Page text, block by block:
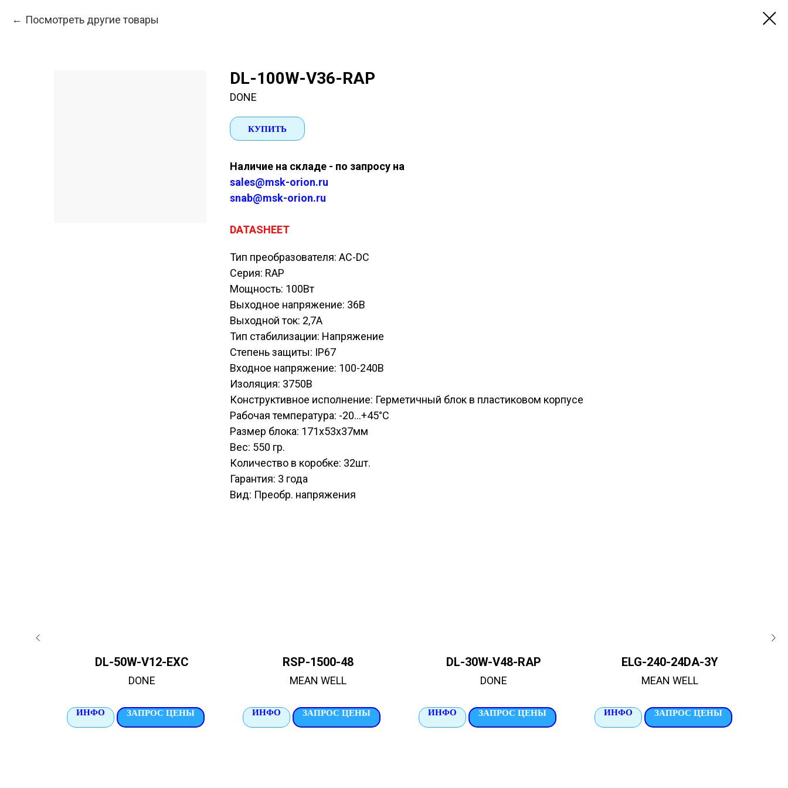
Посмотреть другие товары
DL-100W-V36-RAP
DONE
КУПИТЬ
Наличие на складе - по запросу на
sales@msk-orion.ru
snab@msk-orion.ru
DATASHEET
Тип преобразователя: AC-DC
Серия: RAP
Мощность: 100Вт
Выходное напряжение: 36В
Выходной ток: 2,7А
Тип стабилизации: Напряжение
Степень защиты: IP67
Входное напряжение: 100-240В
Изоляция: 3750В
Конструктивное исполнение: Герметичный блок в пластиковом корпусе
Рабочая температура: -20...+45°C
Размер блока: 171х53х37мм
Вес: 550 гр.
Количество в коробке: 32шт.
Гарантия: 3 года
Вид: Преобр. напряжения
DL-50W-V12-EXC
DONE
ИНФО ЗАПРОС ЦЕНЫ
RSP-1500-48
MEAN WELL
ИНФО ЗАПРОС ЦЕНЫ
DL-30W-V48-RAP
DONE
ИНФО ЗАПРОС ЦЕНЫ
ELG-240-24DA-3Y
MEAN WELL
ИНФО ЗАПРОС ЦЕНЫ